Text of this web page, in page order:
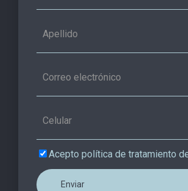
Acepto política de tratamiento